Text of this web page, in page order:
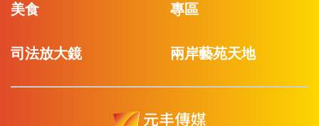
美食 專區
司法放大鏡 兩岸藝苑天地